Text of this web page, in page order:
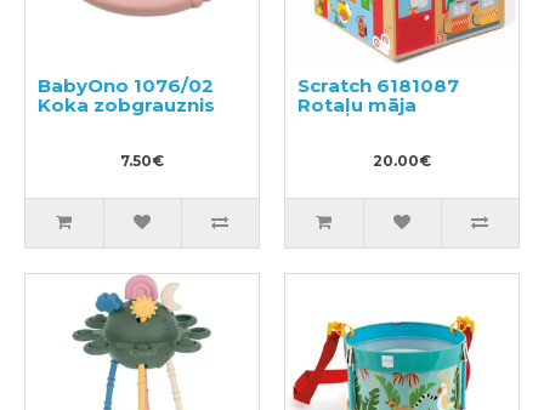
BabyOno 1076/02
Koka zobgrauznis
7.50€
Scratch 6181087
Rotaļu māja
20.00€